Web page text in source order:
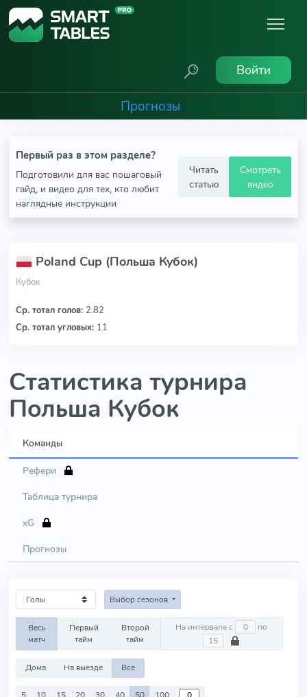
Войти
Прогнозы
Первый раз в этом разделе?
Подготовили для вас пошаговый
гайд, и видео для тех, кто любит
наглядные инструкции
Читать
статью
Смотреть
видео
Poland Cup (Польша Кубок)
Кубок
Ср. тотал голов: 2.82
Ср. тотал угловых: 11
Статистика турнира
Польша Кубок
Команды
Рефери
Таблица турнира
xG
Прогнозы
Выбор сезонов
Весь
матч
Первый
тайм
Второй
тайм
На интервале с по
Дома На выезде Все